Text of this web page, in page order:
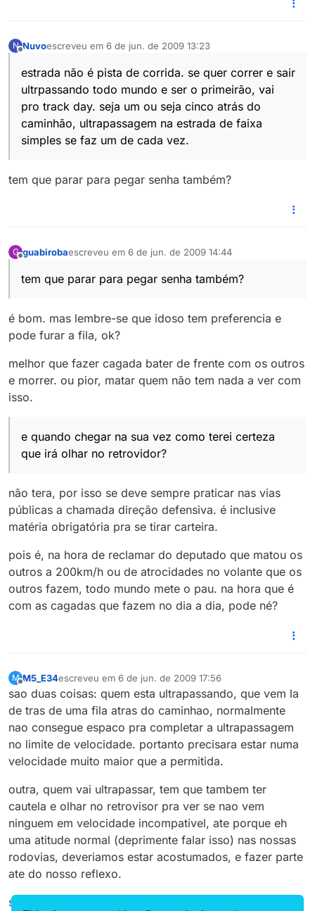
N Nuvoescreveu em 6 de jun. de 2009 13:23
última edição por
estrada não é pista de corrida. se quer correr e sair
ultrpassando todo mundo e ser o primeirão, vai
pro track day. seja um ou seja cinco atrás do
caminhão, ultrapassagem na estrada de faixa
simples se faz um de cada vez.
tem que parar para pegar senha também?
G guabirobaescreveu em 6 de jun. de 2009 14:44
última edição por
tem que parar para pegar senha também?
é bom. mas lembre-se que idoso tem preferencia e
pode furar a fila, ok?
melhor que fazer cagada bater de frente com os outros
e morrer. ou pior, matar quem não tem nada a ver com
isso.
e quando chegar na sua vez como terei certeza
que irá olhar no retrovidor?
não tera, por isso se deve sempre praticar nas vias
públicas a chamada direção defensiva. é inclusive
matéria obrigatória pra se tirar carteira.
pois é, na hora de reclamar do deputado que matou os
outros a 200km/h ou de atrocidades no volante que os
outros fazem, todo mundo mete o pau. na hora que é
com as cagadas que fazem no dia a dia, pode né?
M
Offline
M5_E34escreveu em 6 de jun. de 2009 17:56
última edição por6 de jun. de 2009 13:58
sao duas coisas: quem esta ultrapassando, que vem la
de tras de uma fila atras do caminhao, normalmente
nao consegue espaco pra completar a ultrapassagem
no limite de velocidade. portanto precisara estar numa
velocidade muito maior que a permitida.
outra, quem vai ultrapassar, tem que tambem ter
cautela e olhar no retrovisor pra ver se nao vem
ninguem em velocidade incompativel, ate porque eh
uma atitude normal (deprimente falar isso) nas nossas
rodovias, deveriamos estar acostumados, e fazer parte
ate do nosso reflexo.
se um nao estivesse em velocidade alucinante, e o